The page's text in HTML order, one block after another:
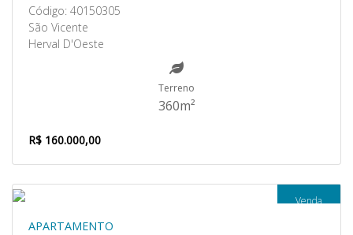
Código: 40150305
São Vicente
Herval D'Oeste
Terreno
360m²
R$ 160.000,00
Venda
APARTAMENTO